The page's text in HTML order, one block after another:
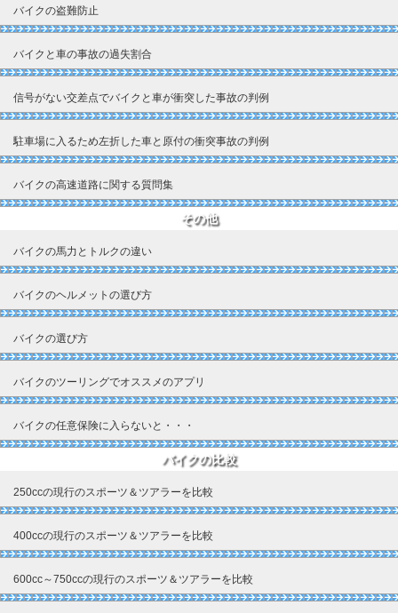
バイクの盗難防止
バイクと車の事故の過失割合
信号がない交差点でバイクと車が衝突した事故の判例
駐車場に入るため左折した車と原付の衝突事故の判例
バイクの高速道路に関する質問集
その他
バイクの馬力とトルクの違い
バイクのヘルメットの選び方
バイクの選び方
バイクのツーリングでオススメのアプリ
バイクの任意保険に入らないと・・・
バイクの比較
250ccの現行のスポーツ＆ツアラーを比較
400ccの現行のスポーツ＆ツアラーを比較
600cc～750ccの現行のスポーツ＆ツアラーを比較